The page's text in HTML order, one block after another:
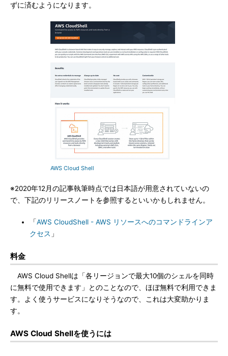
ずに済むようになります。
AWS Cloud Shell
※2020年12月の記事執筆時点では日本語が用意されていないの
で、下記のリリースノートを参照するといいかもしれません。
「AWS CloudShell - AWS リソースへのコマンドラインア
クセス 」
料金
AWS Cloud Shellは「各リージョンで最大10個のシェルを同時
に無料で使用できます」とのことなので、ほぼ無料で利用できま
す。よく使うサービスになりそうなので、これは大変助かりま
す。
AWS Cloud Shellを使うには